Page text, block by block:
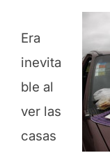
Era
inevita
ble al
ver las
casas